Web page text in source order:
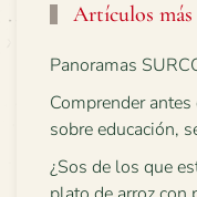
Artículos más
Panoramas
Comprender
sobre educación,
¿Sos de los que